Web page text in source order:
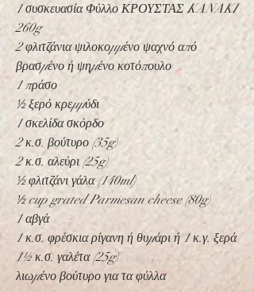
1 συσκευασία Φύλλο ΚΡΟΥΣΤΑΣ KANAKI
260g
2 φλιτζάνια ψιλοκομμένο ψαχνό από
βρασμένο ή ψημένο κοτόπουλο
1 πράσο
½ξερό κρεμμύδι
1 σκελίδα σκόρδο
2 κ.σ. βούτυρο (35g)
2 κ.σ. αλεύρι (25g)
½φλιτζάνι γάλα(140ml)
½cup grated Parmesan cheese(80g)
1 αβγά
1 κ.σ. φρέσκια ρίγανη ή θυμάρι ή 1 κ.γ. ξερά
1½κ.σ. γαλέτα(25g)
λιωμένο βούτυρο για τα φύλλα